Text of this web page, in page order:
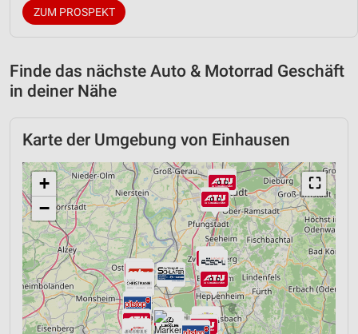
ZUM PROSPEKT
Finde das nächste Auto & Motorrad Geschäft
in deiner Nähe
Karte der Umgebung von Einhausen
⛶
+
−